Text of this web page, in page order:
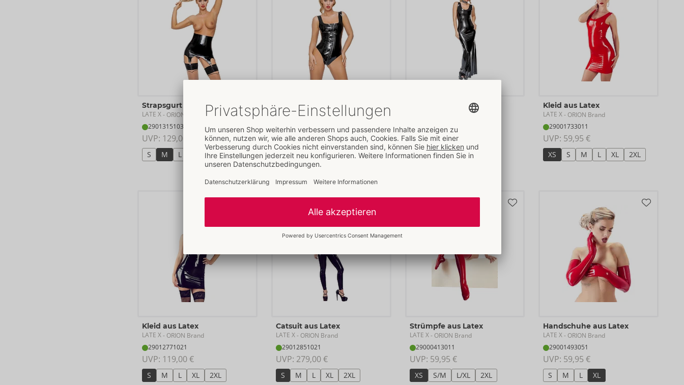
Strapsgurt aus Latex
LATE X- ORION Brand
29013151031
UVP: 129,00 €
S M L 2XL
Body aus Latex
LATE X- ORION Brand
29013401031
UVP: 169,00 €
S M L XL 2XL
- ORION Brand
29013311021
UVP: 169,00 €
Kleid aus Latex
LATE X- ORION Brand
29001733011
UVP: 59,95 €
XS S M L XL 2XL
Kleid aus Latex
LATE X- ORION Brand
29012771021
UVP: 119,00 €
S M L XL 2XL
Catsuit aus Latex
LATE X- ORION Brand
29012851021
UVP: 279,00 €
S M L XL 2XL
Strümpfe aus Latex
LATE X- ORION Brand
29000413011
UVP: 59,95 €
XS S/M L/XL 2XL
Handschuhe aus Latex
LATE X- ORION Brand
29001493051
UVP: 59,95 €
S M L XL